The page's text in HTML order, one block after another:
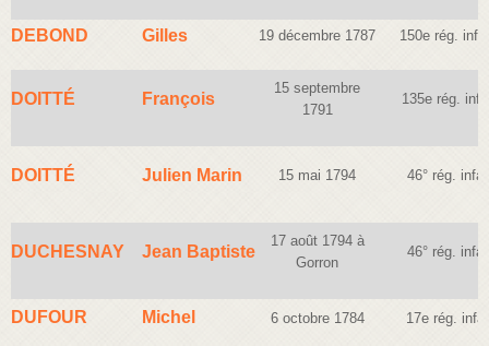
DEBOND Gilles 19 décembre 1787 150e rég.
DOITTÉ François
15 septembre
1791
135e rég.
DOITTÉ Julien Marin 15 mai 1794 46° rég.
DUCHESNAY Jean Baptiste
17 août 1794 à
Gorron
46° rég.
DUFOUR Michel 6 octobre 1784 17e rég.